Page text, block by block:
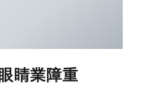
睛業障重